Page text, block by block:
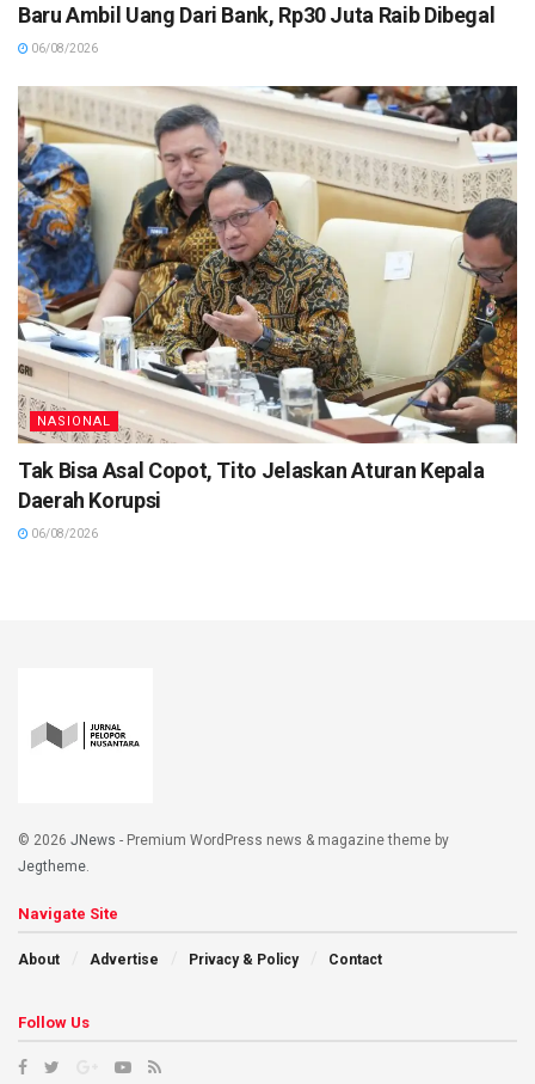
Baru Ambil Uang Dari Bank, Rp30 Juta Raib Dibegal
06/08/2026
NASIONAL
Tak Bisa Asal Copot, Tito Jelaskan Aturan Kepala
Daerah Korupsi
06/08/2026
© 2026 JNews - Premium WordPress news & magazine theme by
Jegtheme
Navigate Site
About Advertise Privacy & Policy Contact
Follow Us